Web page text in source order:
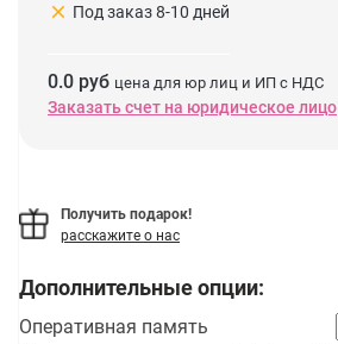
clear Под заказ 8-10 дней
0.0 руб цена для юр лиц и ИП с НДС
Заказать счет на юридическое лицо
Получить подарок!
расскажите о нас
Дополнительные опции:
Оперативная память